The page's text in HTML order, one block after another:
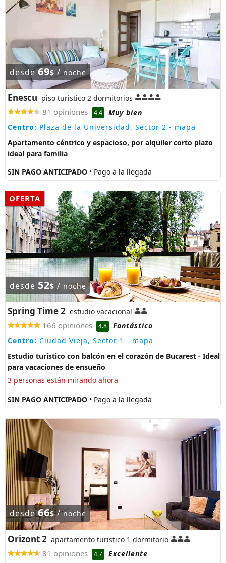
desde69$ /noche
Enescu piso turistico 2 dormitorios
81 opiniones 4.4
Muy bien
Centro: Plaza de la Universidad, Sector 2 - mapa
Apartamento céntrico y espacioso, por alquiler corto plazo
ideal para familia
SIN PAGO ANTICIPADO • Pago a la llegada
OFERTA
desde 52$ / noche
Spring Time 2 estudio vacacional
166 opiniones 4.8
Fantástico
Centro: Ciudad Vieja, Sector 1 - mapa
Estudio turístico con balcón en el corazón de Bucarest - Ideal
para vacaciones de ensueño
3 personas están mirando ahora
SIN PAGO ANTICIPADO • Pago a la llegada
desde66$/noche
Orizont 2 apartamento turistico 1 dormitorio
81 opiniones 4.7
Excellente